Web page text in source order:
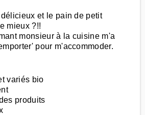
et le pain de petit
mieux ?!!
monsieur à la cuisine m'a
pour m'accommoder.
variés bio
produits